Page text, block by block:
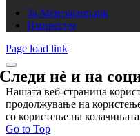
За Meteoalarm.mk
Импресум
Page load link
Следи нѐ и на
Нашата веб-страница
продолжување на
со користење на
Go to Top